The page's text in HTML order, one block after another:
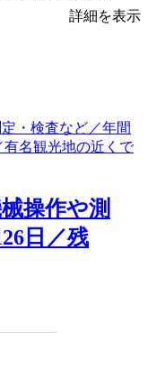
詳細を表示
操作や測
日／残